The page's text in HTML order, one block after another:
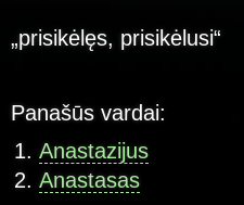
„prisikėlęs, prisikėlusi“
Panašūs vardai:
Anastazijus
Anastasas